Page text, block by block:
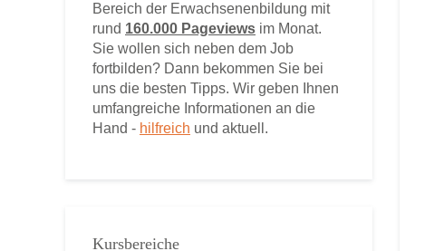
Bereich der Erwachsenenbildung mit
rund 160.000 Pageviews im Monat.
Sie wollen sich neben dem Job
fortbilden? Dann bekommen Sie bei
uns die besten Tipps. Wir geben Ihnen
umfangreiche Informationen an die
Hand - hilfreich und aktuell.
Kursbereiche